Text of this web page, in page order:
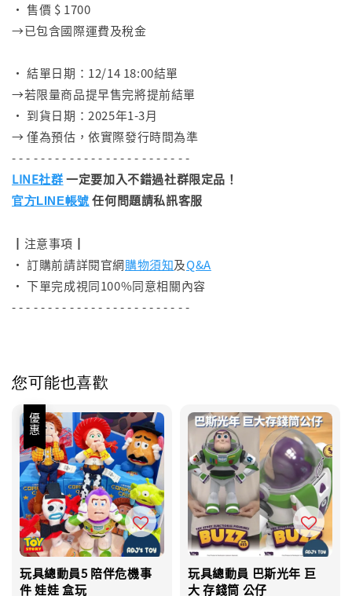
• 售價 $ 1700
→已包含國際運費及稅金
• 結單日期：12/14 18:00結單
→若限量商品提早售完將提前結單
• 到貨日期：2025年1-3月
→ 僅為預估，依實際發行時間為準
- - - - - - - - - - - - - - - - - - - - - - - - -
LINE社群一定要加入不錯過社群限定品！
官方LINE帳號 任何問題請私訊客服
┃注意事項┃
• 訂購前請詳閱官網購物須知及Q&A
• 下單完成視同100%同意相關內容
- - - - - - - - - - - - - - - - - - - - - - - - -
您可能也喜歡
優惠
玩具總動員5 陪伴危機事
件 娃娃 盒玩
玩具總動員 巴斯光年 巨
大 存錢筒 公仔